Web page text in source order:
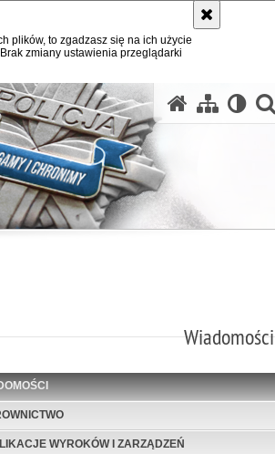
plików, to zgadzasz się na ich użycie
zmiany ustawienia przeglądarki
Wiadomości
WYROKÓW I ZARZĄDZEŃ